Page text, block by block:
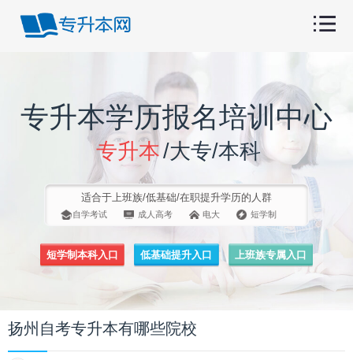
专升本学历报名培训中心
专升本/大专/本科
适合于上班族/低基础/在职提升学历的人群
自学考试 成人高考 电大 短学制
短学制本科入口 低基础提升入口 上班族专属入口
扬州自考专升本有哪些院校